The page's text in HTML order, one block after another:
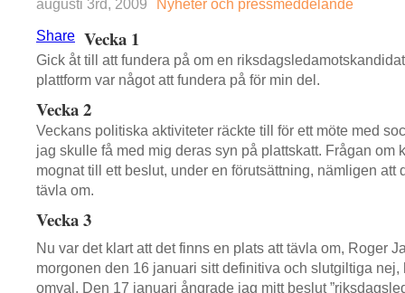
augusti 3rd, 2009 Nyheter och pressmeddelande
Share Vecka 1
Gick åt till att fundera på om en
plattform var något att fundera på för min del.
Vecka 2
Veckans politiska aktiviteter räckte till för ett möte med
jag skulle få med mig deras syn på plattskatt. Frågan om
mognat till ett beslut, under en förutsättning, nämligen att
tävla om.
Vecka 3
Nu var det klart att det finns en plats att tävla om, Roger
morgonen den 16 januari sitt definitiva och slutgiltiga nej,
omval. Den 17 januari ångrade jag mitt beslut